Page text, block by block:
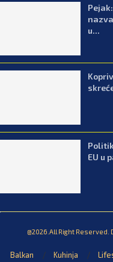
u...
EU u
@2026.All Right
Balkan Kuhinja